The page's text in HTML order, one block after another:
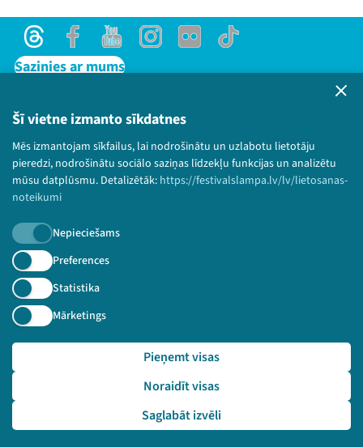
Šī vietne izmanto sīkdatnes
Mēs izmantojam sīkfailus, lai nodrošinātu un uzlabotu lietotāju
pieredzi, nodrošinātu sociālo saziņas līdzekļu funkcijas un analizētu
mūsu datplūsmu. Detalizētāk: https://festivalslampa.lv/lv/lietosanas-
noteikumi
Nepieciešams
Preferences
Statistika
Mārketings
Saglabāt izvēli
Noraidīt visas
Pieņemt visas
ThreadsFacebookYoutubeInstagram
Flick TikTok
Sazinies ar mums
Lietošanas noteikumi un sīkdatņu politika
Bērnu aizsardzības politika
© 2026 Sarunu festivāls LAMPA Visas tiesības
paturētas.
Piesakies jaunumiem!
Nepalaid garām aktuālāko informāciju!
Pieteikties
🔗 https://festivalslampa.lv/lv/dalibnieki/2170